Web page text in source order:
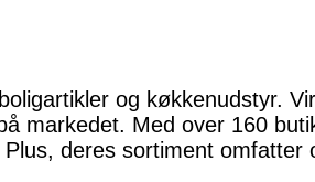
og køkkenudstyr.
markedet. Med over 160
deres sortiment omfatter